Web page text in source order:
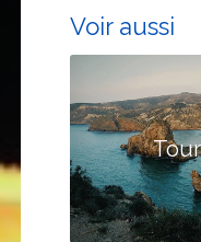
Voir aussi